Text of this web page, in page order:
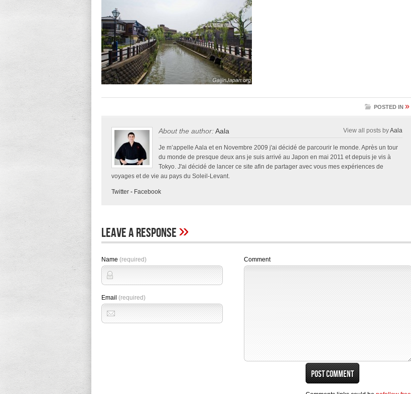
POSTED IN »
About the author:Aala View all posts byAala
Je m’appelle Aala et en Novembre 2009 j'ai décidé de parcourir le monde. Après un tour
du monde de presque deux ans je suis arrivé au Japon en mai 2011 et depuis je vis à
Tokyo. J'ai décidé de lancer ce site afin de partager avec vous mes expériences de
voyages et de vie au pays du Soleil-Levant.
Twitter - Facebook
Leave A Response»
Name (required)
Email (required)
Comment